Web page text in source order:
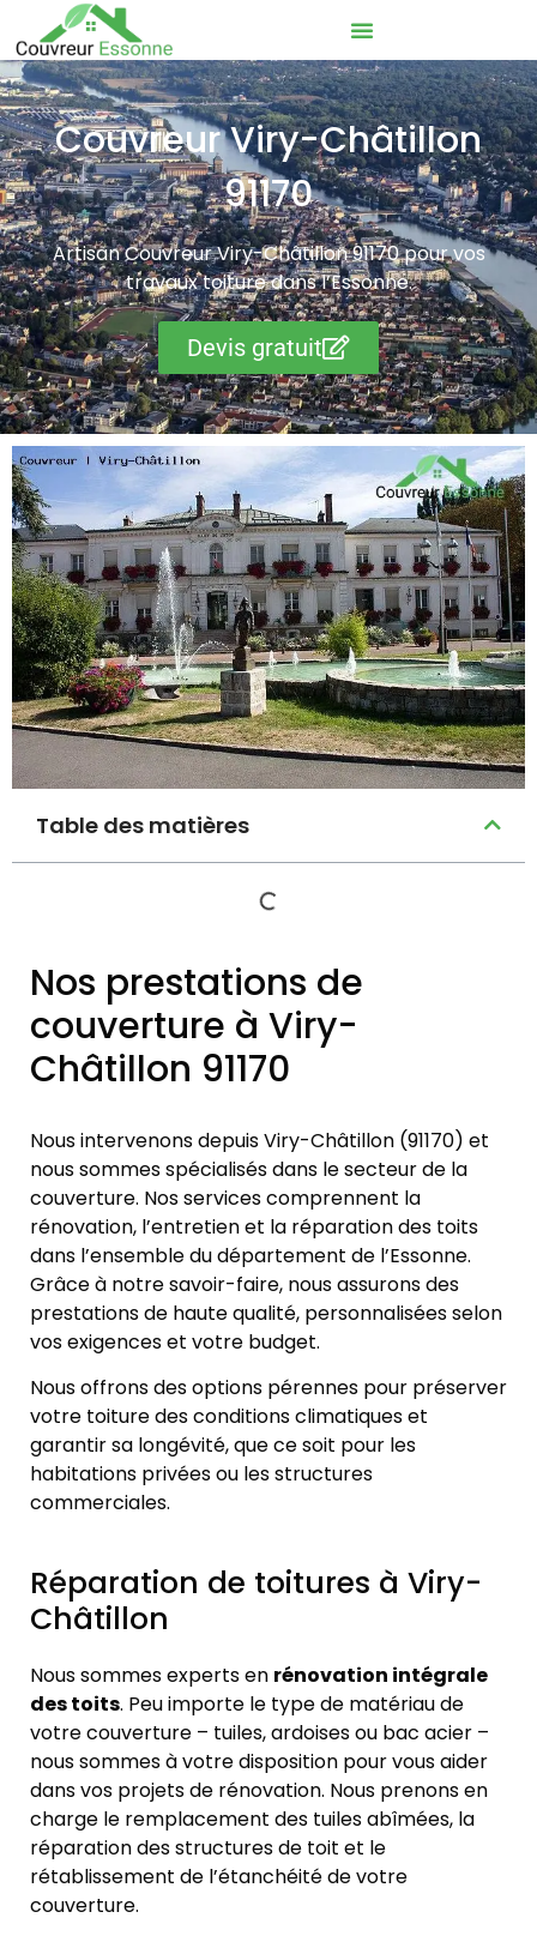
Couvreur Viry-Châtillon
91170
Artisan Couvreur Viry-Châtillon 91170 pour vos
travaux toiture dans l’Essonne.
Devis gratuit
Table des matières
Nos prestations de
couverture à Viry-
Châtillon 91170
Nous intervenons depuis Viry-Châtillon (91170) et
nous sommes spécialisés dans le secteur de la
couverture. Nos services comprennent la
rénovation, l’entretien et la réparation des toits
dans l’ensemble du département de l’Essonne.
Grâce à notre savoir-faire, nous assurons des
prestations de haute qualité, personnalisées selon
vos exigences et votre budget.
Nous offrons des options pérennes pour préserver
votre toiture des conditions climatiques et
garantir sa longévité, que ce soit pour les
habitations privées ou les structures
commerciales.
Réparation de toitures à Viry-
Châtillon
Nous sommes experts en rénovation intégrale
des toits. Peu importe le type de matériau de
votre couverture – tuiles, ardoises ou bac acier –
nous sommes à votre disposition pour vous aider
dans vos projets de rénovation. Nous prenons en
charge le remplacement des tuiles abîmées, la
réparation des structures de toit et le
rétablissement de l’étanchéité de votre
couverture.